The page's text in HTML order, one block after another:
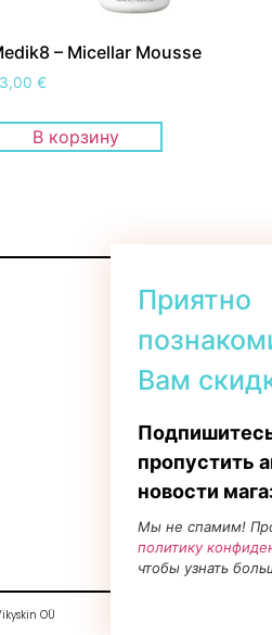
Приятно
Вам
пропустить
новости
Мы не спамим!
политику
чтобы узнать
– Micellar Mousse
€
В корзину
Kadaka tee
Пн-Пт:
Вс: 11:00 - 15:00
OÜ